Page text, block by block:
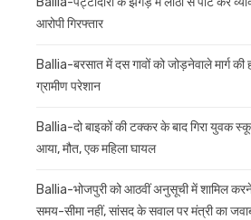
आरोपी गिरफ्तार
Ballia-बरसात में दस गावों को जोड़नेवाले मार्ग की
ग्रामीण परेशान
Ballia-दो बाइकों की टक्कर के बाद गिरा युवक
आया, मौत, एक महिला घायल
Ballia-भोजपुरी को आठवीं अनुसूची में शामिल
समय-सीमा नहीं, सांसद के सवाल पर मंत्री का